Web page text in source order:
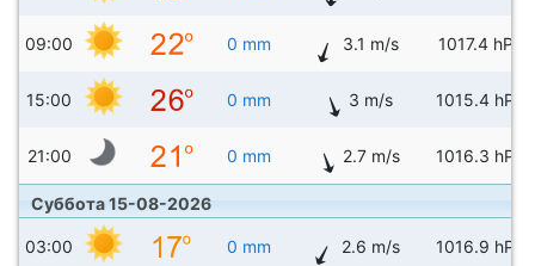
09:00 0 mm 3.1 m/s 1017.4 hPa
15:00 0 mm 3 m/s 1015.4 hPa
21:00 0 mm 2.7 m/s 1016.3 hPa
Суббота 15-08-2026
03:00 0 mm 2.6 m/s 1016.9 hPa